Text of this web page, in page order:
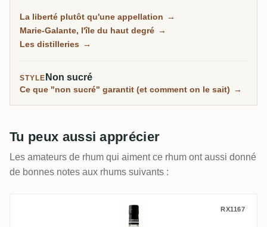
mélasse plus riche, et sur la petite île de Marie-
Galante, certains des rhums les plus puissants des
La liberté plutôt qu'une appellation →
Marie-Galante, l'île du haut degré →
Les distilleries →
STYLE Non sucré
Ce que "non sucré" garantit (et comment on le sait) →
Tu peux aussi apprécier
Les amateurs de rhum qui aiment ce rhum ont aussi donné
de bonnes notes aux rhums suivants :
Karukera Blanc Agricole RX1167